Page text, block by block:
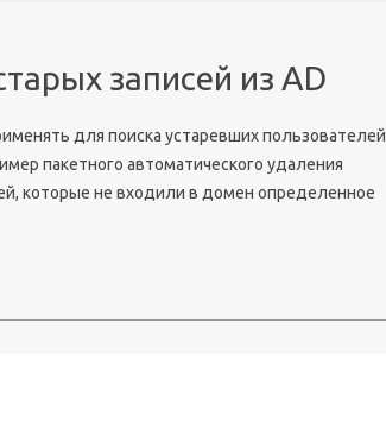
записей из AD
для поиска устаревших пользователей
пакетного автоматического удаления
которые не входили в домен определенное